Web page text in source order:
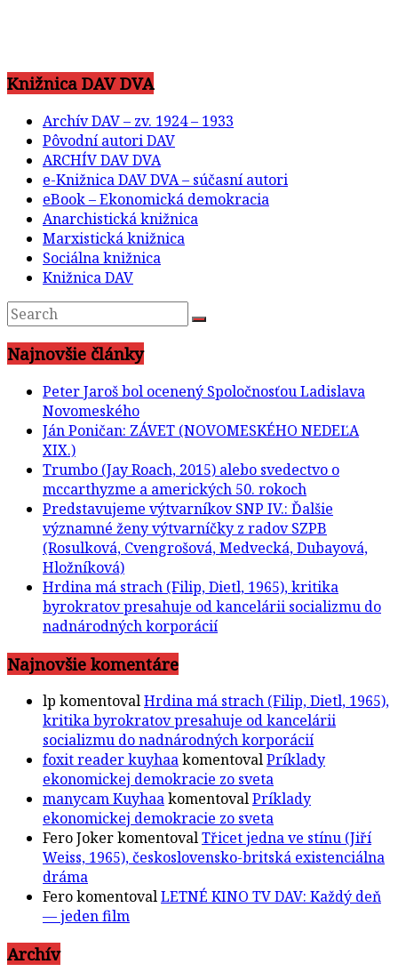
Knižnica DAV DVA
Archív DAV – zv. 1924 – 1933
Pôvodní autori DAV
ARCHÍV DAV DVA
e-Knižnica DAV DVA – súčasní autori
eBook – Ekonomická demokracia
Anarchistická knižnica
Marxistická knižnica
Sociálna knižnica
Knižnica DAV
Najnovšie články
Peter Jaroš bol ocenený Spoločnosťou Ladislava
Novomeského
Ján Poničan: ZÁVET (NOVOMESKÉHO NEDEĽA
XIX.)
Trumbo (Jay Roach, 2015) alebo svedectvo o
mccarthyzme a amerických 50. rokoch
Predstavujeme výtvarníkov SNP IV.: Ďalšie
významné ženy výtvarníčky z radov SZPB
(Rosulková, Cvengrošová, Medvecká, Dubayová,
Hložníková)
Hrdina má strach (Filip, Dietl, 1965), kritika
byrokratov presahuje od kancelárii socializmu do
nadnárodných korporácií
Najnovšie komentáre
lp komentovalHrdina má strach (Filip, Dietl, 1965),
kritika byrokratov presahuje od kancelárii
socializmu do nadnárodných korporácií
foxit reader kuyhaakomentovalPríklady
ekonomickej demokracie zo sveta
manycam KuyhaakomentovalPríklady
ekonomickej demokracie zo sveta
Fero JokerkomentovalTřicet jedna ve stínu (Jiří
Weiss, 1965), československo-britská existenciálna
dráma
FerokomentovalLETNÉ KINO TV DAV: Každý deň
— jeden film
Archív